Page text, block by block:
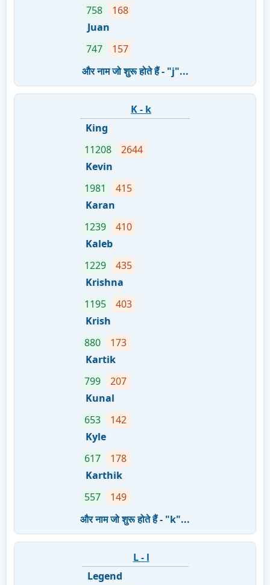
758
168
Juan
747
157
और नाम जो शुरू होते हैं - "j"...
K - k
King
11208
2644
Kevin
1981
415
Karan
1239
410
Kaleb
1229
435
Krishna
1195
403
Krish
880
173
Kartik
799
207
Kunal
653
142
Kyle
617
178
Karthik
557
149
और नाम जो शुरू होते हैं - "k"...
L - l
Legend